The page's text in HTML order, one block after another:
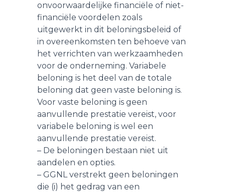
onvoorwaardelijke financiële of niet-
financiële voordelen zoals
uitgewerkt in dit beloningsbeleid of
in overeenkomsten ten behoeve van
het verrichten van werkzaamheden
voor de onderneming. Variabele
beloning is het deel van de totale
beloning dat geen vaste beloning is.
Voor vaste beloning is geen
aanvullende prestatie vereist, voor
variabele beloning is wel een
aanvullende prestatie vereist.
– De beloningen bestaan niet uit
aandelen en opties.
– GGNL verstrekt geen beloningen
die (i) het gedrag van een